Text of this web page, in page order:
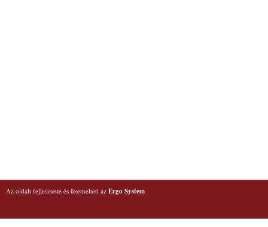
Az oldalt fejlesztette és üzemelteti az Ergo System